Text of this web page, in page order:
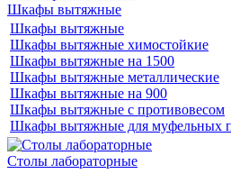
Шкафы вытяжные
Шкафы вытяжные
Шкафы вытяжные химостойкие
Шкафы вытяжные на 1500
Шкафы вытяжные металлические
Шкафы вытяжные на 900
Шкафы вытяжные с противовесом
Шкафы вытяжные для муфельных
Столы лабораторные